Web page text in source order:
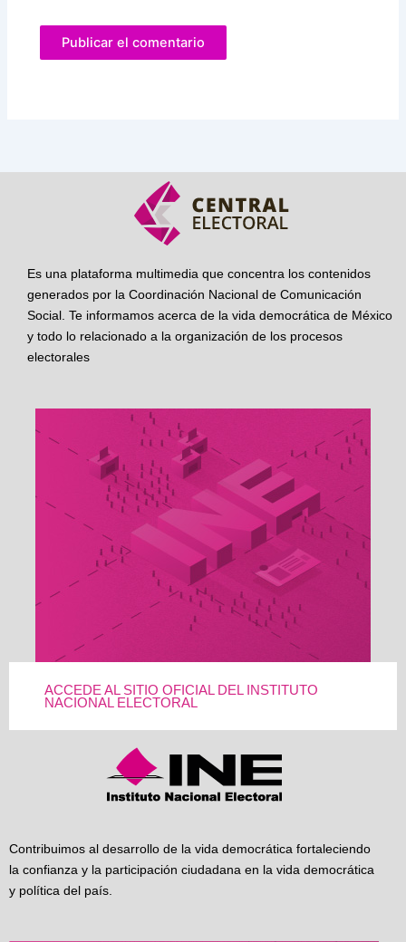
Es una plataforma multimedia que concentra los contenidos
generados por la Coordinación Nacional de Comunicación
Social. Te informamos acerca de la vida democrática de México
y todo lo relacionado a la organización de los procesos
electorales
ACCEDE AL SITIO OFICIAL DEL INSTITUTO
NACIONAL ELECTORAL
Contribuimos al desarrollo de la vida democrática fortaleciendo
la confianza y la participación ciudadana en la vida democrática
y política del país.